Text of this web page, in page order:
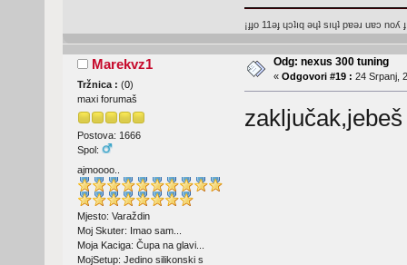
¡ɟɟo 11ǝɟ ɥɔʇıq ǝɥʇ sıɥʇ pɐǝɹ uɐɔ noʎ
Marekvz1
Tržnica : (0)
maxi forumaš
Postova: 1666
Spol:
ajmoooo..
Mjesto: Varaždin
Moj Skuter: Imao sam...
Moja Kaciga: Čupa na glavi...
MojSetup: Jedino silikonski s
Odg: nexus 300 tuning
« Odgovori #19 : 24 Srpanj,